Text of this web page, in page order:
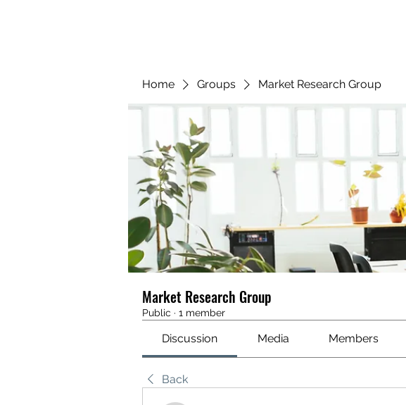
Home Groups Market Research Group
Market Research Group
Public · 1 member
Discussion Media Members
Back